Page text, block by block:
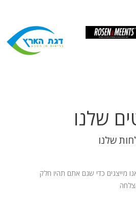
שלנו
שלנו
מייצגים כדי שגם אתם תהיו חלק